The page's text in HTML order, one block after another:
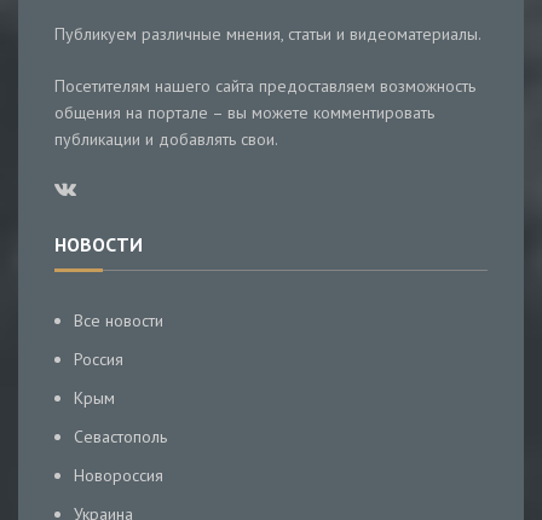
Публикуем различные мнения, статьи и видеоматериалы.
Посетителям нашего сайта предоставляем возможность
общения на портале – вы можете комментировать
публикации и добавлять свои.
НОВОСТИ
Все новости
Россия
Крым
Севастополь
Новороссия
Украина